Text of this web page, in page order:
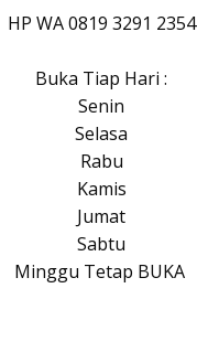
HP WA 0819 3291 2354
Buka Tiap Hari :
Senin
Selasa
Rabu
Kamis
Jumat
Sabtu
Minggu Tetap BUKA